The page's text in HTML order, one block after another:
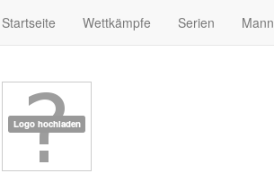
Startseite Wettkämpfe Serien